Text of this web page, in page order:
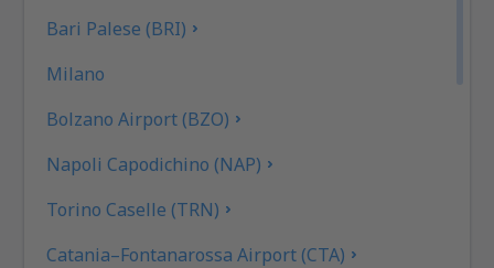
Bari Palese (BRI)
Milano
Bolzano Airport (BZO)
Napoli Capodichino (NAP)
Torino Caselle (TRN)
Catania–Fontanarossa Airport (CTA)